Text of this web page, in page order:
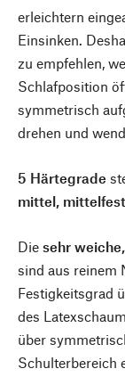
erleichtern
Einsinken.
zu empfehlen,
Schlafposition
symmetrisch
drehen und
5 Härtegrade
mittel,
Die sehr
sind aus reinem
Festigkeitsgrad
des
über
Schulterbereich